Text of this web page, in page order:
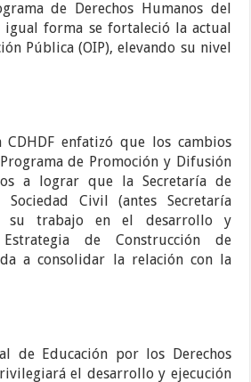
de Derechos Humanos del
igual forma se fortaleció la actual
Pública (OIP), elevando su nivel
CDHDF enfatizó que los cambios
de Promoción y Difusión
a lograr que la Secretaría de
Civil (antes Secretaría
su trabajo en el desarrollo y
de Construcción de
a consolidar la relación con la
de Educación por los Derechos
el desarrollo y ejecución